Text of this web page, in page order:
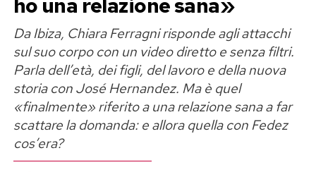
L’ingresso nel cast conferma la volontà della
produzione di ampliare ulteriormente il racconto
con nuovi interpreti e nuove storie.
Un cast ricco di grandi protagonisti
Rossella Brescia affiancherà un gruppo di attori
già molto apprezzati dal pubblico. Tra i
ho una relazione sana»
Da Ibiza, Chiara Ferragni risponde agli attacchi
sul suo corpo con un video diretto e senza filtri.
Parla dell’età, dei figli, del lavoro e della nuova
storia con José Hernandez. Ma è quel
«finalmente» riferito a una relazione sana a far
scattare la domanda: e allora quella con Fedez
cos’era?